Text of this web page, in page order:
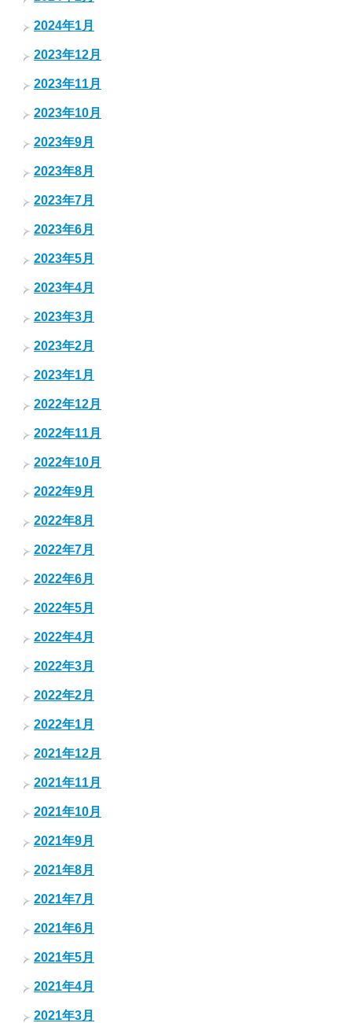
2024年1月
2023年12月
2023年11月
2023年10月
2023年9月
2023年8月
2023年7月
2023年6月
2023年5月
2023年4月
2023年3月
2023年2月
2023年1月
2022年12月
2022年11月
2022年10月
2022年9月
2022年8月
2022年7月
2022年6月
2022年5月
2022年4月
2022年3月
2022年2月
2022年1月
2021年12月
2021年11月
2021年10月
2021年9月
2021年8月
2021年7月
2021年6月
2021年5月
2021年4月
2021年3月